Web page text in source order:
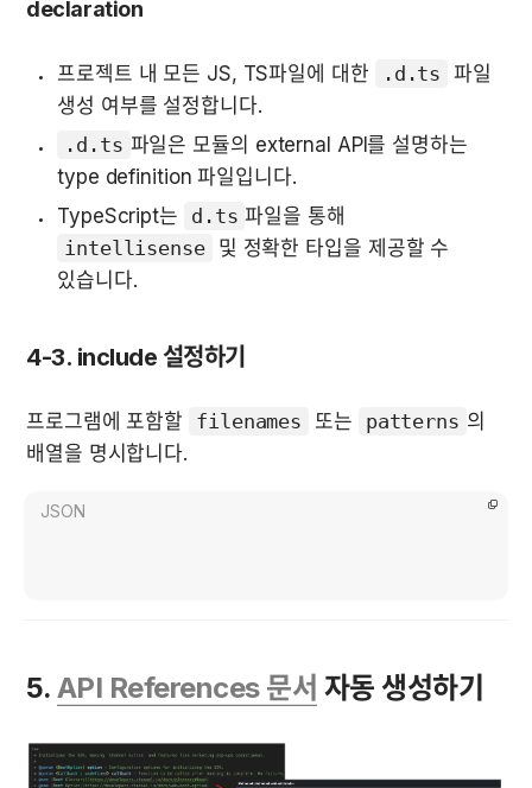
declaration
프로젝트 내 모든 JS, TS파일에 대한 .d.ts 파일
생성 여부를 설정합니다.
.d.ts 파일은 모듈의 external API를 설명하는
type definition 파일입니다.
TypeScript는
d.ts
intellisense
및 정확한 타입을 제공할 수
있습니다.
4-3. include 설정하기
프로그램에 포함할 filenames 또는 patterns 의
배열을 명시합니다.
JSON
5. API References 문서 자동 생성하기